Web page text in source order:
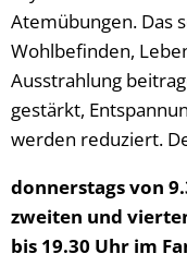
Atemübungen. Das
Wohlbefinden,
Ausstrahlung
gestärkt,
werden reduziert.
donnerstags von
zweiten und
bis 19.30 Uhr im